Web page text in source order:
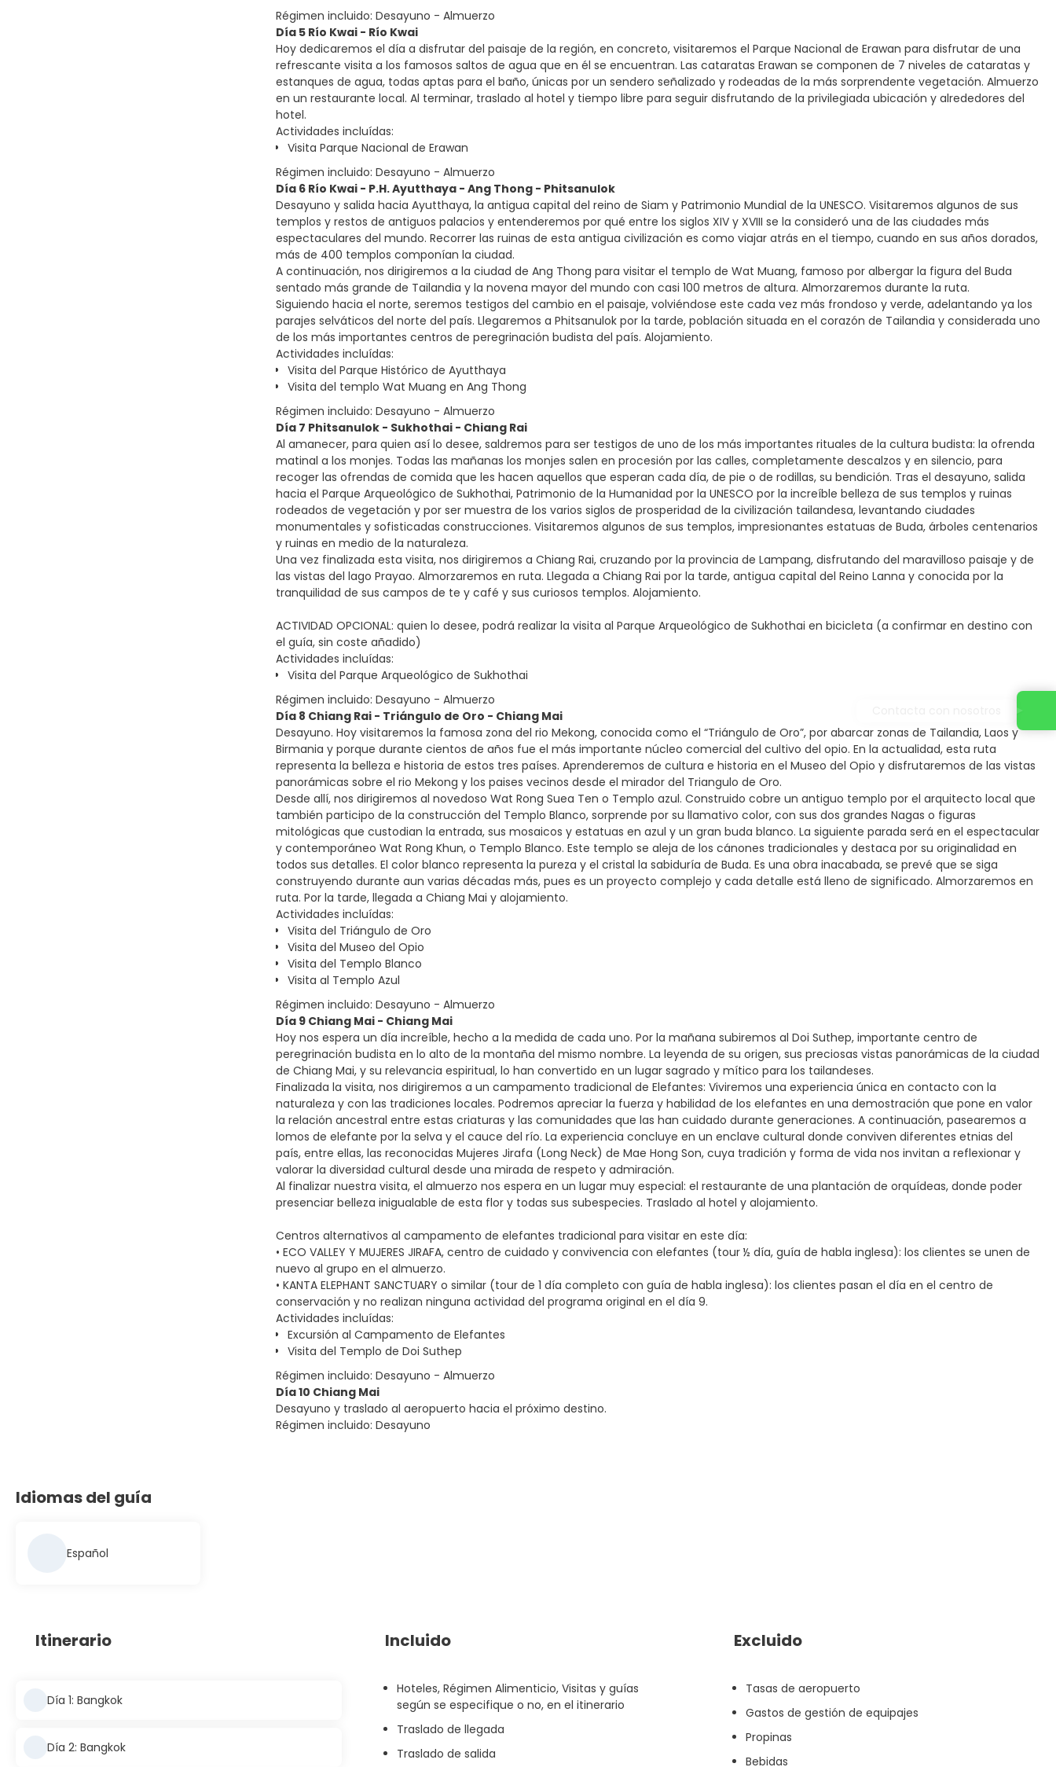
Régimen incluido: Desayuno - Almuerzo
Día 5 Río Kwai - Río Kwai
Hoy dedicaremos el día a disfrutar del paisaje de la región, en concreto, visitaremos el Parque Nacional de Erawan para disfrutar de una
refrescante visita a los famosos saltos de agua que en él se encuentran. Las cataratas Erawan se componen de 7 niveles de cataratas y
estanques de agua, todas aptas para el baño, únicas por un sendero señalizado y rodeadas de la más sorprendente vegetación. Almuerzo
en un restaurante local. Al terminar, traslado al hotel y tiempo libre para seguir disfrutando de la privilegiada ubicación y alrededores del
hotel.
Actividades incluídas:
Visita Parque Nacional de Erawan
Régimen incluido: Desayuno - Almuerzo
Día 6 Río Kwai - P.H. Ayutthaya - Ang Thong - Phitsanulok
Desayuno y salida hacia Ayutthaya, la antigua capital del reino de Siam y Patrimonio Mundial de la UNESCO. Visitaremos algunos de sus
templos y restos de antiguos palacios y entenderemos por qué entre los siglos XIV y XVIII se la consideró una de las ciudades más
espectaculares del mundo. Recorrer las ruinas de esta antigua civilización es como viajar atrás en el tiempo, cuando en sus años dorados,
más de 400 templos componían la ciudad.
A continuación, nos dirigiremos a la ciudad de Ang Thong para visitar el templo de Wat Muang, famoso por albergar la figura del Buda
sentado más grande de Tailandia y la novena mayor del mundo con casi 100 metros de altura. Almorzaremos durante la ruta.
Siguiendo hacia el norte, seremos testigos del cambio en el paisaje, volviéndose este cada vez más frondoso y verde, adelantando ya los
parajes selváticos del norte del país. Llegaremos a Phitsanulok por la tarde, población situada en el corazón de Tailandia y considerada uno
de los más importantes centros de peregrinación budista del país. Alojamiento.
Actividades incluídas:
Visita del Parque Histórico de Ayutthaya
Visita del templo Wat Muang en Ang Thong
Régimen incluido: Desayuno - Almuerzo
Día 7 Phitsanulok - Sukhothai - Chiang Rai
Al amanecer, para quien así lo desee, saldremos para ser testigos de uno de los más importantes rituales de la cultura budista: la ofrenda
matinal a los monjes. Todas las mañanas los monjes salen en procesión por las calles, completamente descalzos y en silencio, para
recoger las ofrendas de comida que les hacen aquellos que esperan cada día, de pie o de rodillas, su bendición. Tras el desayuno, salida
hacia el Parque Arqueológico de Sukhothai, Patrimonio de la Humanidad por la UNESCO por la increíble belleza de sus templos y ruinas
rodeados de vegetación y por ser muestra de los varios siglos de prosperidad de la civilización tailandesa, levantando ciudades
monumentales y sofisticadas construcciones. Visitaremos algunos de sus templos, impresionantes estatuas de Buda, árboles centenarios
y ruinas en medio de la naturaleza.
Una vez finalizada esta visita, nos dirigiremos a Chiang Rai, cruzando por la provincia de Lampang, disfrutando del maravilloso paisaje y de
las vistas del lago Prayao. Almorzaremos en ruta. Llegada a Chiang Rai por la tarde, antigua capital del Reino Lanna y conocida por la
tranquilidad de sus campos de te y café y sus curiosos templos. Alojamiento.
ACTIVIDAD OPCIONAL: quien lo desee, podrá realizar la visita al Parque Arqueológico de Sukhothai en bicicleta (a confirmar en destino con
el guía, sin coste añadido)
Actividades incluídas:
Visita del Parque Arqueológico de Sukhothai
Régimen incluido: Desayuno - Almuerzo
Día 8 Chiang Rai - Triángulo de Oro - Chiang Mai
Desayuno. Hoy visitaremos la famosa zona del rio Mekong, conocida como el “Triángulo de Oro”, por abarcar zonas de Tailandia, Laos y
Birmania y porque durante cientos de años fue el más importante núcleo comercial del cultivo del opio. En la actualidad, esta ruta
representa la belleza e historia de estos tres países. Aprenderemos de cultura e historia en el Museo del Opio y disfrutaremos de las vistas
panorámicas sobre el rio Mekong y los paises vecinos desde el mirador del Triangulo de Oro.
Desde allí, nos dirigiremos al novedoso Wat Rong Suea Ten o Templo azul. Construido cobre un antiguo templo por el arquitecto local que
también participo de la construcción del Templo Blanco, sorprende por su llamativo color, con sus dos grandes Nagas o figuras
mitológicas que custodian la entrada, sus mosaicos y estatuas en azul y un gran buda blanco. La siguiente parada será en el espectacular
y contemporáneo Wat Rong Khun, o Templo Blanco. Este templo se aleja de los cánones tradicionales y destaca por su originalidad en
todos sus detalles. El color blanco representa la pureza y el cristal la sabiduría de Buda. Es una obra inacabada, se prevé que se siga
construyendo durante aun varias décadas más, pues es un proyecto complejo y cada detalle está lleno de significado. Almorzaremos en
ruta. Por la tarde, llegada a Chiang Mai y alojamiento.
Actividades incluídas:
Visita del Triángulo de Oro
Visita del Museo del Opio
Visita del Templo Blanco
Visita al Templo Azul
Régimen incluido: Desayuno - Almuerzo
Día 9 Chiang Mai - Chiang Mai
Hoy nos espera un día increíble, hecho a la medida de cada uno. Por la mañana subiremos al Doi Suthep, importante centro de
peregrinación budista en lo alto de la montaña del mismo nombre. La leyenda de su origen, sus preciosas vistas panorámicas de la ciudad
de Chiang Mai, y su relevancia espiritual, lo han convertido en un lugar sagrado y mítico para los tailandeses.
Finalizada la visita, nos dirigiremos a un campamento tradicional de Elefantes: Viviremos una experiencia única en contacto con la
naturaleza y con las tradiciones locales. Podremos apreciar la fuerza y habilidad de los elefantes en una demostración que pone en valor
la relación ancestral entre estas criaturas y las comunidades que las han cuidado durante generaciones. A continuación, pasearemos a
lomos de elefante por la selva y el cauce del río. La experiencia concluye en un enclave cultural donde conviven diferentes etnias del
país, entre ellas, las reconocidas Mujeres Jirafa (Long Neck) de Mae Hong Son, cuya tradición y forma de vida nos invitan a reflexionar y
valorar la diversidad cultural desde una mirada de respeto y admiración.
Al finalizar nuestra visita, el almuerzo nos espera en un lugar muy especial: el restaurante de una plantación de orquídeas, donde poder
presenciar belleza inigualable de esta flor y todas sus subespecies. Traslado al hotel y alojamiento.
Centros alternativos al campamento de elefantes tradicional para visitar en este día:
• ECO VALLEY Y MUJERES JIRAFA, centro de cuidado y convivencia con elefantes (tour ½ día, guía de habla inglesa): los clientes se unen de
nuevo al grupo en el almuerzo.
• KANTA ELEPHANT SANCTUARY o similar (tour de 1 día completo con guía de habla inglesa): los clientes pasan el día en el centro de
conservación y no realizan ninguna actividad del programa original en el día 9.
Actividades incluídas:
Excursión al Campamento de Elefantes
Visita del Templo de Doi Suthep
Régimen incluido: Desayuno - Almuerzo
Día 10 Chiang Mai
Desayuno y traslado al aeropuerto hacia el próximo destino.
Régimen incluido: Desayuno
Idiomas del guía
Español
Itinerario
Día 1: Bangkok
Día 2: Bangkok
Incluido
Hoteles, Régimen Alimenticio, Visitas y guías
según se especifique o no, en el itinerario
Traslado de llegada
Traslado de salida
Excluido
Tasas de aeropuerto
Gastos de gestión de equipajes
Propinas
Bebidas